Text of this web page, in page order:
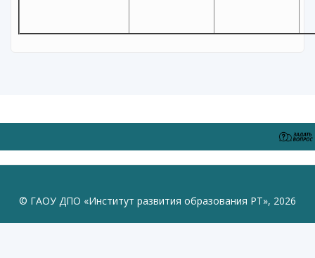
© ГАОУ ДПО «Институт развития образования РТ», 2026